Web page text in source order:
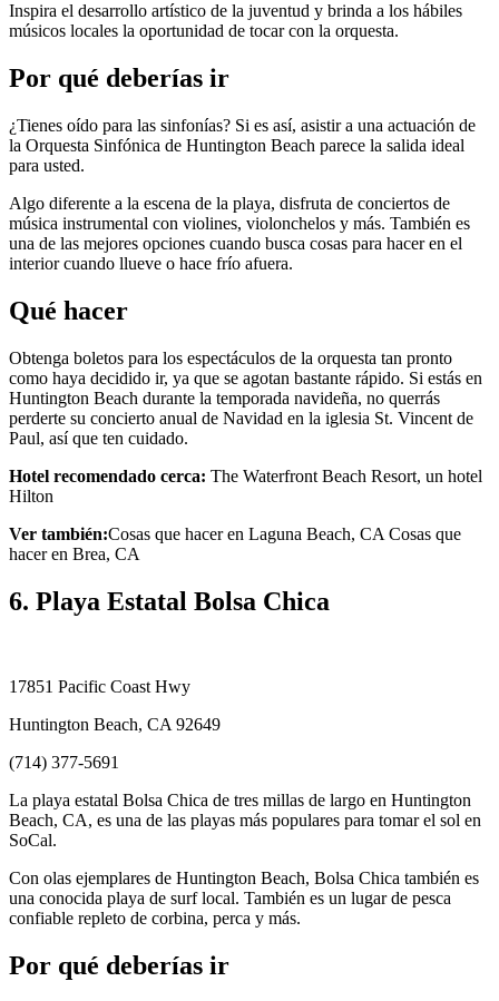
Inspira el desarrollo artístico de la juventud y brinda a los hábiles
músicos locales la oportunidad de tocar con la orquesta.
Por qué deberías ir
¿Tienes oído para las sinfonías? Si es así, asistir a una actuación de
la Orquesta Sinfónica de Huntington Beach parece la salida ideal
para usted.
Algo diferente a la escena de la playa, disfruta de conciertos de
música instrumental con violines, violonchelos y más. También es
una de las mejores opciones cuando busca cosas para hacer en el
interior cuando llueve o hace frío afuera.
Qué hacer
Obtenga boletos para los espectáculos de la orquesta tan pronto
como haya decidido ir, ya que se agotan bastante rápido. Si estás en
Huntington Beach durante la temporada navideña, no querrás
perderte su concierto anual de Navidad en la iglesia St. Vincent de
Paul, así que ten cuidado.
Hotel recomendado cerca: The Waterfront Beach Resort, un hotel
Hilton
Ver también:Cosas que hacer en Laguna Beach, CA Cosas que
hacer en Brea, CA
6. Playa Estatal Bolsa Chica
17851 Pacific Coast Hwy
Huntington Beach, CA 92649
(714) 377-5691
La playa estatal Bolsa Chica de tres millas de largo en Huntington
Beach, CA, es una de las playas más populares para tomar el sol en
SoCal.
Con olas ejemplares de Huntington Beach, Bolsa Chica también es
una conocida playa de surf local. También es un lugar de pesca
confiable repleto de corbina, perca y más.
Por qué deberías ir